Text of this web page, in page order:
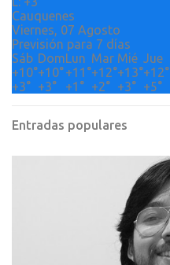
Cauquenes
Viernes, 07 Agosto
Previsión para 7 días
Sáb DomLun Mar Mié Jue
+10°+10°+11°+12°+13°+12°
+3° +3° +1° +2° +3° +5°
Entradas populares